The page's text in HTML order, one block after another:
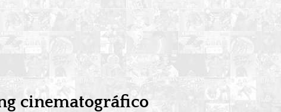
cinematográfico